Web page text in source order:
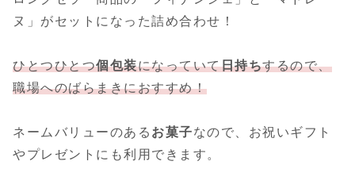
ヌ」がセットになった詰め合わせ！
ひとつひとつ個包装になっていて日持ちするので、
職場へのばらまきにおすすめ！
ネームバリューのある お菓子なので、お祝いギフト
やプレゼントにも利用できます。